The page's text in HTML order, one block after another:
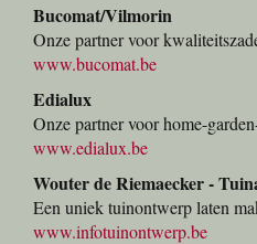
Bucomat/Vilmorin
Onze partner voor
www.bucomat.be
Edialux
Onze partner voor home-
www.edialux.be
Wouter de Riemaecker -
Een uniek tuinontwerp laten
www.infotuinontwerp.be